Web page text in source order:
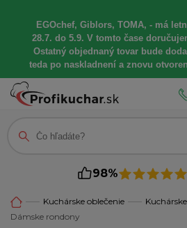
EGOchef, Giblors, TOMA, - má
28.7. do 5.9. V tomto čase
Ostatný objednaný tovar bude
teda po naskladnení a znovu
98%
Kuchárske oblečenie
Dámske rondony